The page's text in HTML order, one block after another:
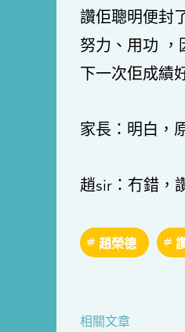
讚佢聰明便封
努力、用功 ，
下一次佢成績
家長：明白，
趙sir：冇錯，
趙榮德
相關文章